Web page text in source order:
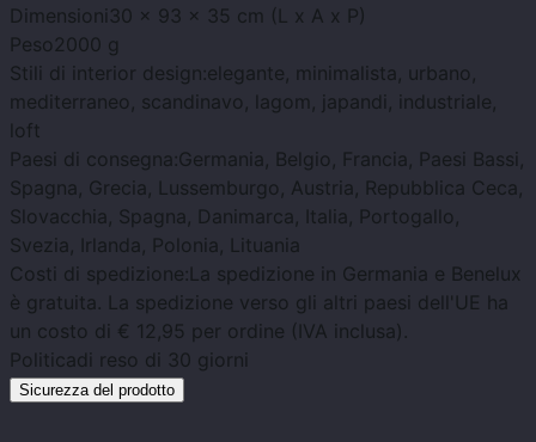
Dimensioni 30 x 93 x 35 cm (L x A x P)
Peso 2000 g
Stili di interior design:elegante, minimalista, urbano,
mediterraneo, scandinavo, lagom, japandi, industriale,
loft
Paesi di consegna:Germania, Belgio, Francia, Paesi Bassi,
Spagna, Grecia, Lussemburgo, Austria, Repubblica Ceca,
Slovacchia, Spagna, Danimarca, Italia, Portogallo,
Svezia, Irlanda, Polonia, Lituania
Costi di spedizione:La spedizione in Germania e Benelux
è gratuita. La spedizione verso gli altri paesi dell'UE ha
un costo di € 12,95 per ordine (IVA inclusa).
Politicadi reso di 30 giorni
Sicurezza del prodotto